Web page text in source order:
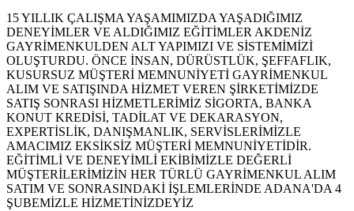
15 YILLIK ÇALIŞMA YAŞAMIMIZDA YAŞADIĞIMIZ
DENEYİMLER VE ALDIĞIMIZ EĞİTİMLER AKDENİZ
GAYRİMENKULDEN ALT YAPIMIZI VE SİSTEMİMİZİ
OLUŞTURDU. ÖNCE İNSAN, DÜRÜSTLÜK, ŞEFFAFLIK,
KUSURSUZ MÜŞTERİ MEMNUNİYETİ GAYRİMENKUL
ALIM VE SATIŞINDA HİZMET VEREN ŞİRKETİMİZDE
SATIŞ SONRASI HİZMETLERİMİZ SİGORTA, BANKA
KONUT KREDİSİ, TADİLAT VE DEKARASYON,
EXPERTİSLİK, DANIŞMANLIK, SERVİSLERİMİZLE
AMACIMIZ EKSİKSİZ MÜŞTERİ MEMNUNİYETİDİR.
EĞİTİMLİ VE DENEYİMLİ EKİBİMİZLE DEĞERLİ
MÜŞTERİLERİMİZİN HER TÜRLÜ GAYRİMENKUL ALIM
SATIM VE SONRASINDAKİ İŞLEMLERİNDE ADANA'DA 4
ŞUBEMİZLE HİZMETİNİZDEYİZ